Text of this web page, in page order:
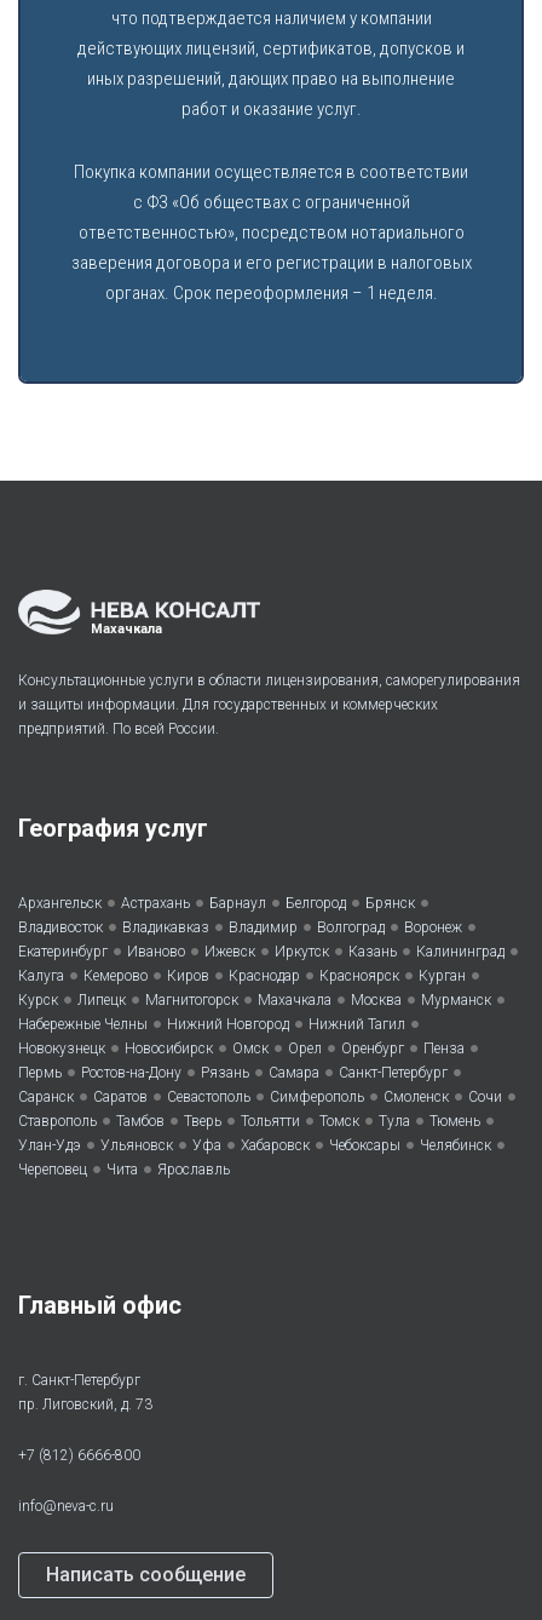
что подтверждается наличием у компании
действующих лицензий, сертификатов, допусков и
иных разрешений, дающих право на выполнение
работ и оказание услуг.
Покупка компании осуществляется в соответствии
с ФЗ «Об обществах с ограниченной
ответственностью», посредством нотариального
заверения договора и его регистрации в налоговых
органах. Срок переоформления – 1 неделя.
Махачкала
Консультационные услуги в области лицензирования, саморегулирования
и защиты информации. Для государственных и коммерческих
предприятий. По всей России.
География услуг
Архангельск • Астрахань • Барнаул • Белгород • Брянск •
Владивосток • Владикавказ • Владимир • Волгоград • Воронеж •
Екатеринбург • Иваново • Ижевск • Иркутск • Казань • Калининград •
Калуга • Кемерово • Киров • Краснодар • Красноярск • Курган •
Курск • Липецк • Магнитогорск • Махачкала • Москва • Мурманск •
Набережные Челны • Нижний Новгород • Нижний Тагил •
Новокузнецк • Новосибирск • Омск • Орел • Оренбург • Пенза •
Пермь • Ростов-на-Дону • Рязань • Самара • Санкт-Петербург •
Саранск • Саратов • Севастополь • Симферополь • Смоленск • Сочи •
Ставрополь • Тамбов • Тверь • Тольятти • Томск • Тула • Тюмень •
Улан-Удэ • Ульяновск • Уфа • Хабаровск • Чебоксары • Челябинск •
Череповец • Чита • Ярославль
Главный офис
г. Санкт-Петербург
пр. Лиговский, д. 73
+7 (812) 6666-800
info@neva-c.ru
Написать сообщение